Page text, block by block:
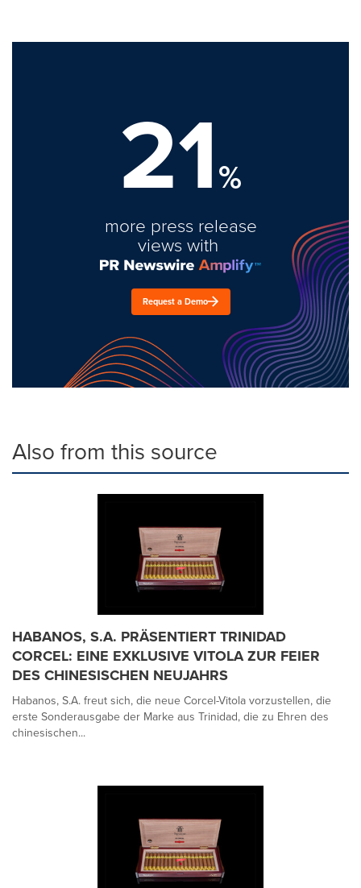
21%
more press release
views with
Request a Demo
Also from this source
HABANOS, S.A. PRÄSENTIERT TRINIDAD
CORCEL: EINE EXKLUSIVE VITOLA ZUR FEIER
DES CHINESISCHEN NEUJAHRS
Habanos, S.A. freut sich, die neue Corcel-Vitola vorzustellen, die
erste Sonderausgabe der Marke aus Trinidad, die zu Ehren des
chinesischen...